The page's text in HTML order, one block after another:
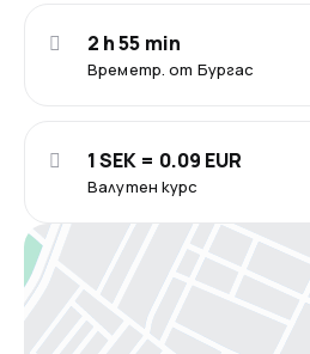
Времетр. от Бургас
2 h 55 min
Валутен курс
1 SEK = 0.09 EUR